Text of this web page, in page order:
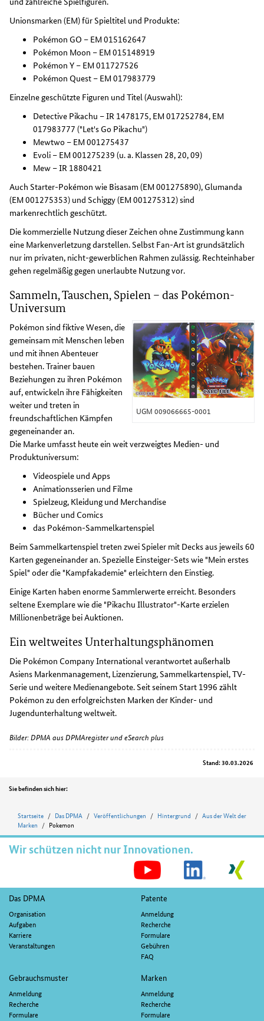
Unionsmarken (EM) für Spieltitel und Produkte:
Pokémon GO – EM 015162647
Pokémon Moon – EM 015148919
Pokémon Y – EM 011727526
Pokémon Quest – EM 017983779
Einzelne geschützte Figuren und Titel (Auswahl):
Detective Pikachu – IR 1478175, EM 017252784, EM
017983777 ("Let's Go Pikachu")
Mewtwo – EM 001275437
Evoli – EM 001275239 (u. a. Klassen 28, 20, 09)
Mew – IR 1880421
Auch Starter-Pokémon wie Bisasam (EM 001275890), Glumanda
(EM 001275353) und Schiggy (EM 001275312) sind
markenrechtlich geschützt.
Die kommerzielle Nutzung dieser Zeichen ohne Zustimmung kann
eine Markenverletzung darstellen. Selbst Fan-Art ist grundsätzlich
nur im privaten, nicht-gewerblichen Rahmen zulässig. Rechteinhaber
gehen regelmäßig gegen unerlaubte Nutzung vor.
Sammeln, Tauschen, Spielen – das Pokémon-
Universum
UGM 009066665-0001
Pokémon sind fiktive Wesen, die
gemeinsam mit Menschen leben
und mit ihnen Abenteuer
bestehen. Trainer bauen
Beziehungen zu ihren Pokémon
auf, entwickeln ihre Fähigkeiten
weiter und treten in
freundschaftlichen Kämpfen
gegeneinander an.
Die Marke umfasst heute ein weit verzweigtes Medien- und
Produktuniversum:
Videospiele und Apps
Animationsserien und Filme
Spielzeug, Kleidung und Merchandise
Bücher und Comics
das Pokémon-Sammelkartenspiel
Beim Sammelkartenspiel treten zwei Spieler mit Decks aus jeweils 60
Karten gegeneinander an. Spezielle Einsteiger-Sets wie "Mein erstes
Spiel" oder die "Kampfakademie" erleichtern den Einstieg.
Einige Karten haben enorme Sammlerwerte erreicht. Besonders
seltene Exemplare wie die "Pikachu Illustrator"-Karte erzielen
Millionenbeträge bei Auktionen.
Ein weltweites Unterhaltungsphänomen
Die Pokémon Company International verantwortet außerhalb
Asiens Markenmanagement, Lizenzierung, Sammelkartenspiel, TV-
Serie und weitere Medienangebote. Seit seinem Start 1996 zählt
Pokémon zu den erfolgreichsten Marken der Kinder- und
Jugendunterhaltung weltweit.
Bilder: DPMA aus DPMAregister und eSearch plus
Stand: 30.03.2026
Position
Sie befinden sich hier:
Startseite Das DPMA Veröffentlichungen Hintergrund
Aus der Welt der
Marken
Pokemon
Wir schützen nicht nur Innovationen.
Fußnavigation
Das DPMA
Organisation
Aufgaben
Karriere
Veranstaltungen
Patente
Anmeldung
Recherche
Formulare
Gebühren
FAQ
Gebrauchsmuster
Anmeldung
Recherche
Formulare
Marken
Anmeldung
Recherche
Formulare